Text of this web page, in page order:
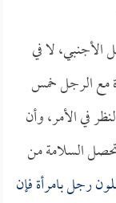
الأجنبي، لا في
مع الرجل خمس
في الأمر، وأن
السلامة من
رجل بامرأة فإن